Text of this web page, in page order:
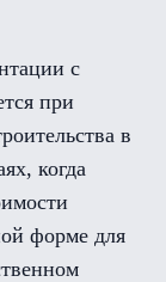
с
при
в
когда
форме для